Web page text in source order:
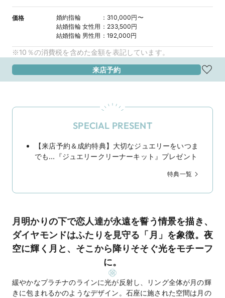
価格 婚約指輪 ： 310,000円〜
結婚指輪 女性用 ： 233,500円
結婚指輪 男性用 ：192,000円
※10％の消費税を含めた金額を表記しています。
来店予約
SPECIAL PRESENT
【来店予約＆成約特典】大切なジュエリーをいつま
でも…『ジュエリークリーナーキット』プレゼント
特典一覧
月明かりの下で恋人達が永遠を誓う情景を描き、
ダイヤモンドはふたりを見守る「月」を象徴。夜
空に輝く月と、そこから降りそそぐ光をモチーフ
に。
緩やかなプラチナのラインに光が反射し、リング全体が月の輝
きに包まれるかのようなデザイン。石座に施された空間は月の